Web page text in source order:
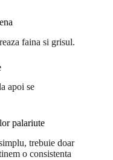
faina si grisul.
apoi se
palariute
trebuie doar
o consistenta